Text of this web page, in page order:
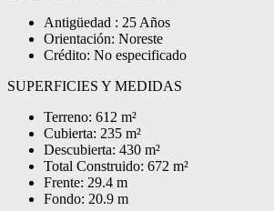
Antigüedad : 25 Años
Orientación: Noreste
Crédito: No especificado
SUPERFICIES Y MEDIDAS
Terreno: 612 m²
Cubierta: 235 m²
Descubierta: 430 m²
Total Construido: 672 m²
Frente: 29.4 m
Fondo: 20.9 m